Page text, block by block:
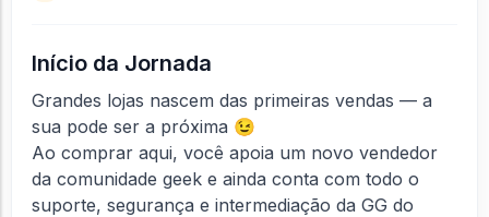
Início da Jornada
Grandes lojas nascem das primeiras vendas — a
sua pode ser a próxima 😉
Ao comprar aqui, você apoia um novo vendedor
da comunidade geek e ainda conta com todo o
suporte, segurança e intermediação da GG do